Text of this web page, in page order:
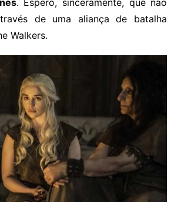
. Espero, sinceramente, que não
de uma aliança de batalha
Walkers.